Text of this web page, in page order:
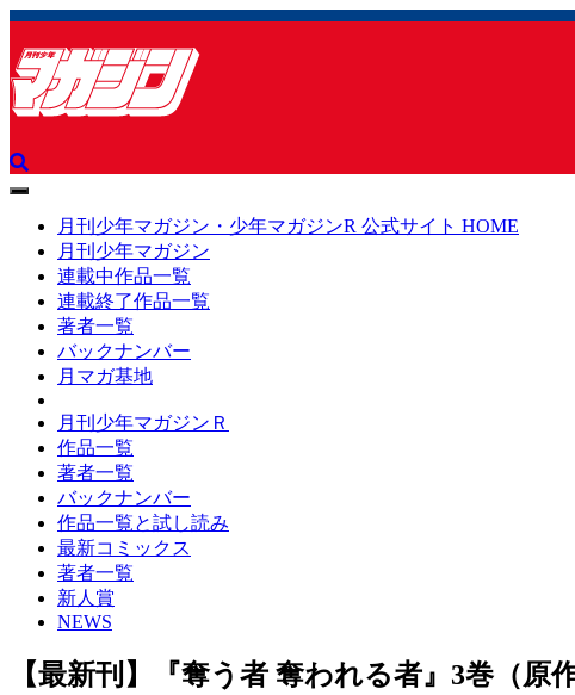
toggle
navigation月刊少年マガジン・少年マガジンR 公式サイト HOME
月刊少年マガジン
連載中作品一覧
連載終了作品一覧
著者一覧
バックナンバー
月マガ基地
月刊少年マガジンＲ
作品一覧
著者一覧
バックナンバー
作品一覧と試し読み
最新コミックス
著者一覧
新人賞
NEWS
【最新刊】『奪う者 奪われる者』3巻（